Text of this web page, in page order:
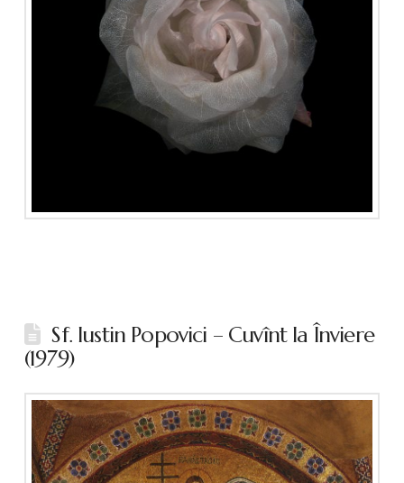
Sf. Iustin Popovici – Cuvînt la Înviere
(1979)